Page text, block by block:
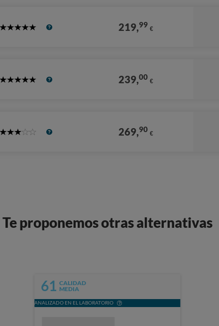
5
219,99 €
5
239,00 €
3
269,90 €
Te proponemos otras alternativas
61 CALIDAD
MEDIA
ANALIZADO EN EL LABORATORIO